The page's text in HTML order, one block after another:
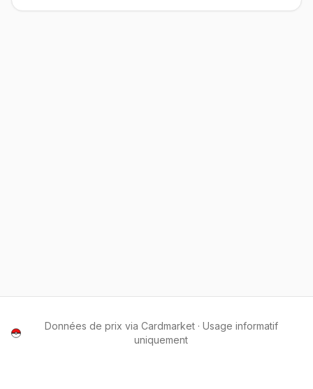
Données de prix via Cardmarket · Usage informatif
uniquement